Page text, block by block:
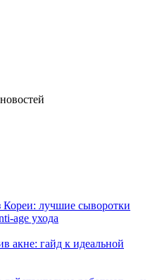
лучшие сыворотки
age ухода
акне: гайд к идеальной